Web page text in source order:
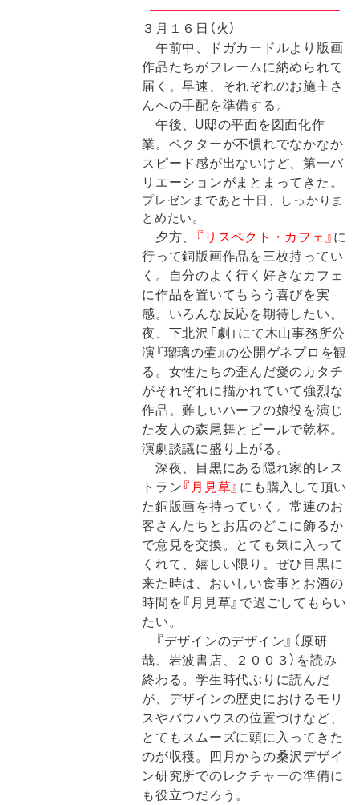
３月１６日（火）
午前中、ドガカードルより版画
作品たちがフレームに納められて
届く。早速、それぞれのお施主さ
んへの手配を準備する。
午後、U邸の平面を図面化作
業。ベクターが不慣れでなかなか
スピード感が出ないけど、第一バ
リエーションがまとまってきた。
プレゼンまであと十日、しっかりま
とめたい。
夕方、 『リスペクト・カフェ』に
行って銅版画作品を三枚持ってい
く。自分のよく行く好きなカフェ
に作品を置いてもらう喜びを実
感。いろんな反応を期待したい。
夜、下北沢「劇」にて木山事務所公
演『瑠璃の壷』の公開ゲネプロを観
る。女性たちの歪んだ愛のカタチ
がそれぞれに描かれていて強烈な
作品。難しいハーフの娘役を演じ
た友人の森尾舞とビールで乾杯。
演劇談議に盛り上がる。
深夜、目黒にある隠れ家的レス
トラン『月見草』 にも購入して頂い
た銅版画を持っていく。常連のお
客さんたちとお店のどこに飾るか
で意見を交換。とても気に入って
くれて、嬉しい限り。ぜひ目黒に
来た時は、おいしい食事とお酒の
時間を『月見草』で過ごしてもらい
たい。
『デザインのデザイン』（原研
哉、岩波書店、２００３）を読み
終わる。学生時代ぶりに読んだ
が、デザインの歴史におけるモリ
スやバウハウスの位置づけなど、
とてもスムーズに頭に入ってきた
のが収穫。四月からの桑沢デザイ
ン研究所でのレクチャーの準備に
も役立つだろう。